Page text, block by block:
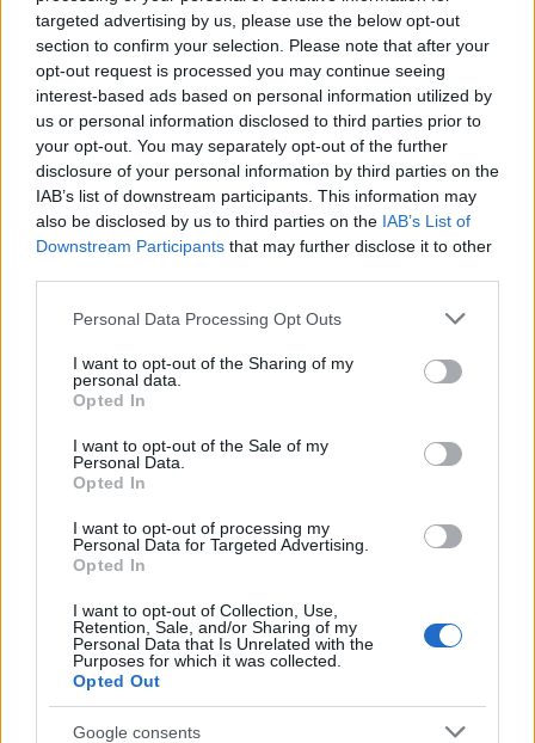
targeted advertising by us, please use the below opt-out
section to confirm your selection. Please note that after your
opt-out request is processed you may continue seeing
interest-based ads based on personal information utilized by
us or personal information disclosed to third parties prior to
your opt-out. You may separately opt-out of the further
disclosure of your personal information by third parties on the
IAB’s list of downstream participants. This information may
also be disclosed by us to third parties on the IAB’s List of
Downstream Participants that may further disclose it to other
Please note that this website/app uses one or more Google
not limited to your visit or usage behaviour. You may click to
grant or deny consent to Google and its third-party tags to
use your data for below specified purposes in below Google
consent section.
Personal Data Processing Opt Outs
I want to opt-out of the Sharing of my
personal data.
Opted In
I want to opt-out of the Sale of my
Personal Data.
Opted In
I want to opt-out of processing my
Personal Data for Targeted Advertising.
Opted In
I want to opt-out of Collection, Use,
Retention, Sale, and/or Sharing of my
Personal Data that Is Unrelated with the
Purposes for which it was collected.
Opted Out
Google consents
Το αποτέλεσμα; Μια ταινία που μοιάζει να μην έχει
τέλος — κυριολεκτικά.
Η «υπόθεση» που ξεκινά από το τέλος
Το Logistics δεν ακολουθεί κλασική αφήγηση.
Αντίθετα, ξεκινά από ένα απλό ερώτημα:
«Από πού προέρχονται όλα τα ηλεκτρονικά μας
αντικείμενα;» Για να απαντήσουν, οι δημιουργοί
επέλεξαν έναν απρόσμενο «πρωταγωνιστή»: έναν
βηματομετρητή.
Ένα ταξίδι αντίστροφο στον χρόνο και τον πλανήτη